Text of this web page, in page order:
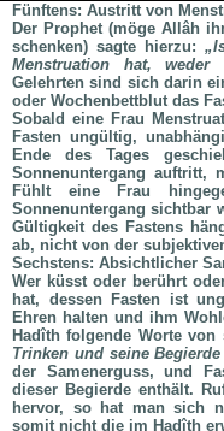
Fünftens: Austritt von
Der Prophet (möge Allâh
schenken) sagte hierzu:
Menstruation hat, weder
Gelehrten sind sich darin
oder Wochenbettblut das
Sobald eine Frau
Fasten ungültig,
Ende des Tages
Sonnenuntergang auftritt,
Fühlt eine Frau
Sonnenuntergang sichtbar
Gültigkeit des Fastens
ab, nicht von der
Sechstens: Absichtlicher
Wer küsst oder berührt
hat, dessen Fasten ist
Ehren halten und ihm
Hadîth folgende Worte
Trinken und seine
der Samenerguss, und
dieser Begierde enthält.
hervor, so hat man sich
somit nicht die im Hadîth